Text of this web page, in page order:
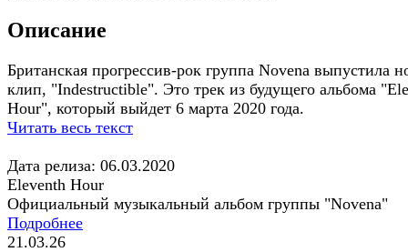
Описание
Британская прогрессив-рок группа Novena выпустила
клип, "Indestructible". Это трек из будущего альбома
Hour", который выйдет 6 марта 2020 года.
Читать весь текст
Дата релиза: 06.03.2020
Eleventh Hour
Официальный музыкальный альбом группы "Novena"
Подробнее
21.03.26